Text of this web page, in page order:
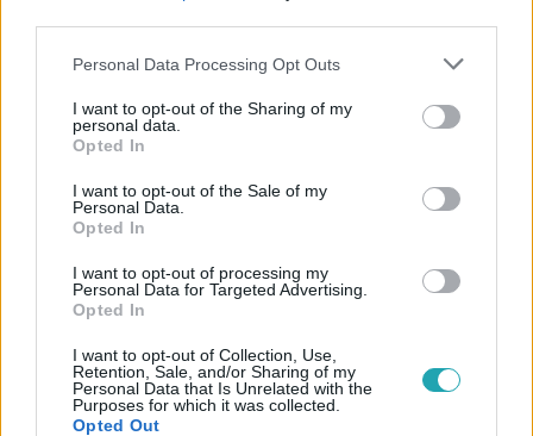
Please note that this website/app uses one or more Google
not limited to your visit or usage behaviour. You may click to
grant or deny consent to Google and its third-party tags to
use your data for below specified purposes in below Google
consent section.
Personal Data Processing Opt Outs
I want to opt-out of the Sharing of my
personal data.
Opted In
I want to opt-out of the Sale of my
Personal Data.
Opted In
I want to opt-out of processing my
Personal Data for Targeted Advertising.
Opted In
I want to opt-out of Collection, Use,
Retention, Sale, and/or Sharing of my
Personal Data that Is Unrelated with the
Purposes for which it was collected.
Opted Out
Népszerű